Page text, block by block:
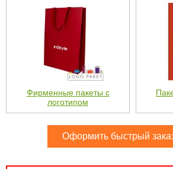
Фирменные пакеты с
логотипом
Оформить быстрый